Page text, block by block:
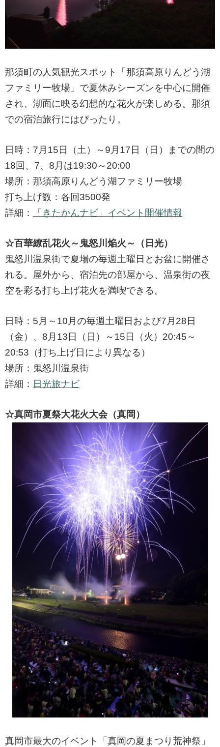
那須町の人気観光スポット「那須高原りんどう湖
ファミリー牧場」で夏休みシーズンを中心に開催
され、湖面に映る幻想的な花火が楽しめる。那須
での宿泊旅行にはぴったり。
日時：7月15日（土）～9月17日（日）までの間の
18回、7、8月は19:30～20:00
場所：那須高原りんどう湖ファミリー牧場
打ち上げ数：各回3500発
詳細：
「きたかんナビ」イベント開催情報
☆百華繚乱花火～鬼怒川焔火～（日光）
鬼怒川温泉街で夏場の毎週土曜日とお盆に開催さ
れる。屋外から、宿泊先の部屋から、温泉街の夜
空を彩る打ち上げ花火を満喫できる。
日時：5月～10月の毎週土曜日および7月28日
（金）、8月13日（日）～15日（火）20:45～
20:53（打ち上げ日により異なる）
場所：鬼怒川温泉街
詳細： 日光旅ナビ
☆真岡市夏祭大花火大会（真岡）
真岡市最大のイベント「真岡の夏まつり荒神祭」